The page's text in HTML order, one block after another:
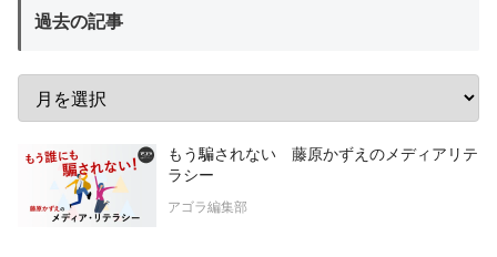
過去の記事
もう騙されない 藤原かずえのメディアリテ
ラシー
アゴラ編集部